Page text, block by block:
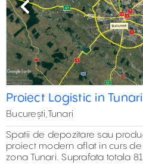
Previous
Hale de vanzare Nexus
București, Est, Șindrilița
Nexus Logistics Park este un
industriale situat în Găneasa –
și servicii, cu suprafețe
fiecare spațiu fiind prevăzut cu
birouri și grup sanitar.
București, Autostrada A2 și
din zona metropolitană.